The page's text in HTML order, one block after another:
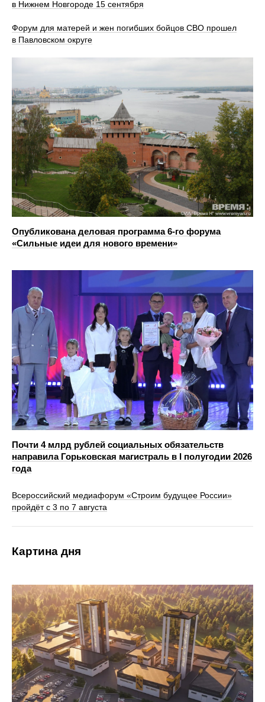
в Нижнем Новгороде 15 сентября
Форум для матерей и жен погибших бойцов СВО прошел
в Павловском округе
Опубликована деловая программа 6-го форума
«Сильные идеи для нового времени»
Почти 4 млрд рублей социальных обязательств
направила Горьковская магистраль в I полугодии 2026
года
Всероссийский медиафорум «Строим будущее России»
пройдёт с 3 по 7 августа
Картина дня